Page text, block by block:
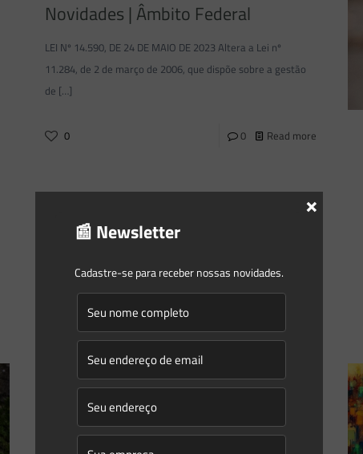
Novidades | Âmbito Federal
LEI Nº 14.590, DE 24 DE MAIO DE 2023 Altera a Lei nº
11.284, de 2 de março de 2006, que dispõe sobre a gestão
de […]
0 0 Read more
Saes Advogadoson 22/05/2023
Newsletter Saes Advogados – 194 |
Temas Gerais
📰 Newsletter
Cadastre-se para receber nossas novidades.
×